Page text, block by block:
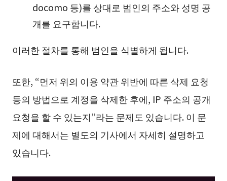
docomo 등)를 상대로 범인의 주소와 성명 공
개를 요구합니다.
이러한 절차를 통해 범인을 식별하게 됩니다.
또한, “먼저 위의 이용 약관 위반에 따른 삭제 요청
등의 방법으로 계정을 삭제한 후에, IP 주소의 공개
요청을 할 수 있는지”라는 문제도 있습니다. 이 문
제에 대해서는 별도의 기사에서 자세히 설명하고
있습니다.